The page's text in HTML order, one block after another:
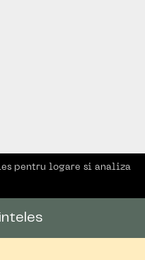
pentru logare si analiza